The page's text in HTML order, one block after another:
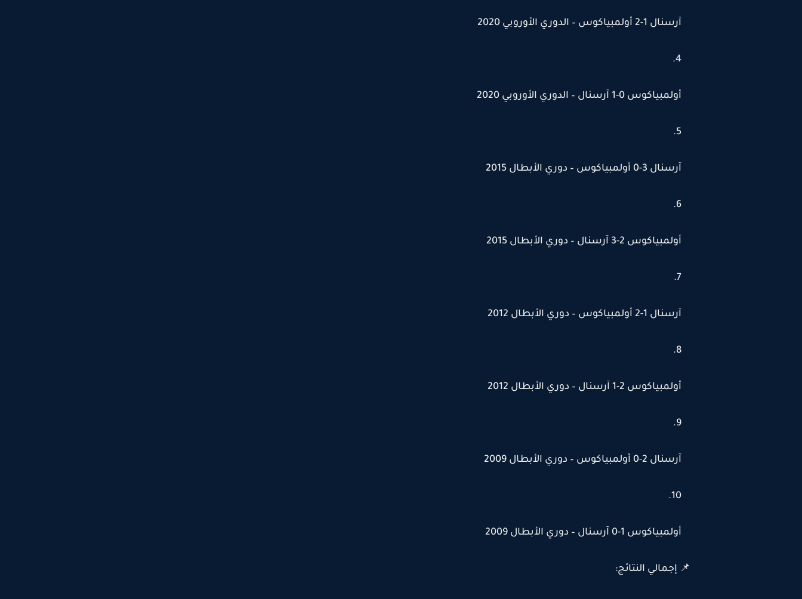
آرسنال 1-2 أولمبياكوس – الدوري الأوروبي 2020
أولمبياكوس 0-1 آرسنال – الدوري الأوروبي 2020
آرسنال 3-0 أولمبياكوس – دوري الأبطال 2015
أولمبياكوس 2-3 آرسنال – دوري الأبطال 2015
آرسنال 1-2 أولمبياكوس – دوري الأبطال 2012
أولمبياكوس 2-1 آرسنال – دوري الأبطال 2012
آرسنال 2-0 أولمبياكوس – دوري الأبطال 2009
أولمبياكوس 1-0 آرسنال – دوري الأبطال 2009
📌 إجمالي النتائج: